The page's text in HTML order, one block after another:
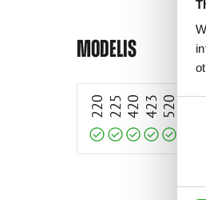
MODELIS
220
Saderīgs
225
Saderīgs
420
Saderīgs
423
Saderīgs
520
Saderīgs